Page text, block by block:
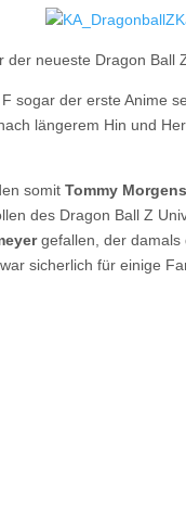
neueste Dragon Ball
sogar der erste Anime
längerem Hin und
somitTommy
des Dragon Ball Z
gefallen, der damals
sicherlich für einige